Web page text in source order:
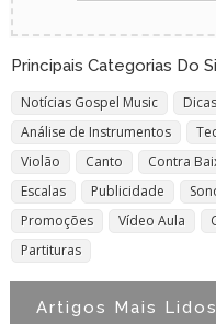
Principais Categorias Do
Notícias Gospel Music
Análise de Instrumentos
Violão
Canto Contra
Escalas
Publicidade
Promoções
Vídeo Aula
Partituras
Artigos Mais Lidos